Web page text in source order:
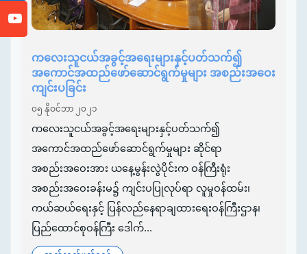
ကလေးသူငယ်အခွင့်အရေးများနှင့်ပတ်သက်၍
အကောင်အထည်ဖော်ဆောင်ရွက်မှုများ အစည်းအဝေး
ကျင်းပခြင်း
၀၅ နိုဝင်ဘာ ၂၀၂၁
ကလေးသူငယ်အခွင့်အရေးများနှင့်ပတ်သက်၍
အကောင်အထည်ဖော်ဆောင်ရွက်မှုများ ဆိုင်ရာ
အစည်းအဝေးအား ယနေ့မွန်းလွဲပိုင်းက ဝန်ကြီးရုံး
အစည်းအဝေးခန်းမ၌ ကျင်းပပြုလုပ်ရာ လူမှုဝန်ထမ်း၊
ကယ်ဆယ်ရေးနှင့် ပြန်လည်နေရာချထားရေးဝန်ကြီးဌာန၊
ပြည်ထောင်စုဝန်ကြီး ဒေါက်...